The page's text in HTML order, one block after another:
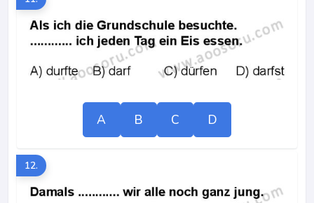
A B C D
12.